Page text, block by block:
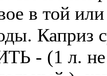
в той
Каприз
- (1 л. не